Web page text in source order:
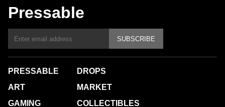
Pressable
SUBSCRIBE
PRESSABLE
ART
GAMING
DROPS
MARKET
COLLECTIBLES